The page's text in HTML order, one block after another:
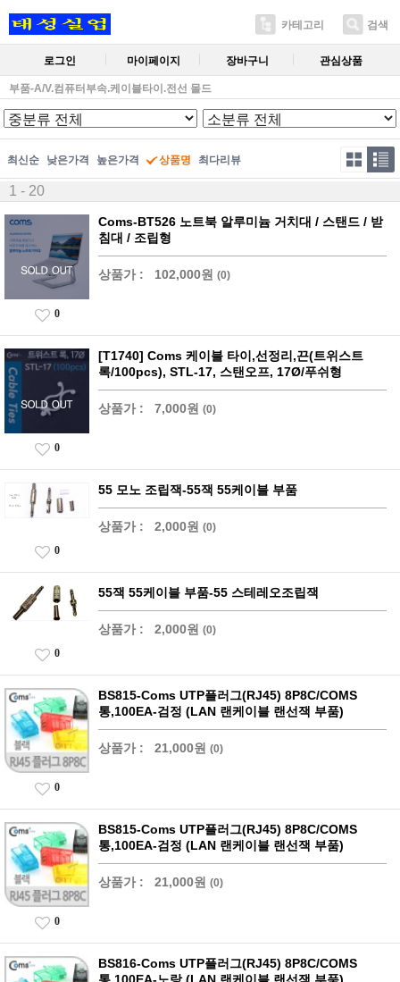
카테고리 검색
로그인 마이페이지 장바구니 관심상품
부품-A/V.컴퓨터부속.케이블타이.전선 몰드
최신순 낮은가격 높은가격 상품명 최다리뷰
1 - 20
Coms-BT526 노트북 알루미늄 거치대 / 스탠드 / 받
침대 / 조립형
상품가 : 102,000원 (0)
0
[T1740] Coms 케이블 타이,선정리,끈(트위스트
록/100pcs), STL-17, 스탠오프, 17Ø/푸쉬형
상품가 : 7,000원 (0)
0
55 모노 조립잭-55잭 55케이블 부품
상품가 : 2,000원 (0)
0
55잭 55케이블 부품-55 스테레오조립잭
상품가 : 2,000원 (0)
0
BS815-Coms UTP플러그(RJ45) 8P8C/COMS
통,100EA-검정 (LAN 랜케이블 랜선잭 부품)
상품가 : 21,000원 (0)
0
BS815-Coms UTP플러그(RJ45) 8P8C/COMS
통,100EA-검정 (LAN 랜케이블 랜선잭 부품)
상품가 : 21,000원 (0)
0
BS816-Coms UTP플러그(RJ45) 8P8C/COMS